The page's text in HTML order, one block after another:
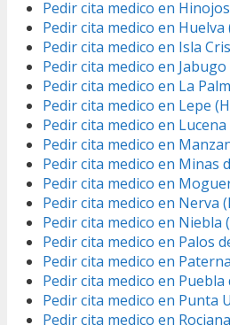
Pedir cita medico en
Pedir cita medico en Huelva
Pedir cita medico en Isla
Pedir cita medico en
Pedir cita medico en La
Pedir cita medico en Lepe
Pedir cita medico en
Pedir cita medico en
Pedir cita medico en Minas
Pedir cita medico en
Pedir cita medico en Nerva
Pedir cita medico en Niebla
Pedir cita medico en Palos
Pedir cita medico en
Pedir cita medico en Puebla
Pedir cita medico en Punta
Pedir cita medico en